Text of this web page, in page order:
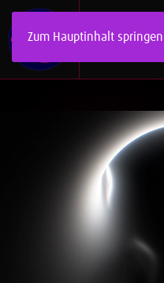
Zum Hauptinhalt springen